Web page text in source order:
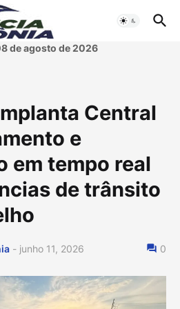
de agosto de 2026
Central
e
em tempo real
de trânsito
- junho 11, 2026 0